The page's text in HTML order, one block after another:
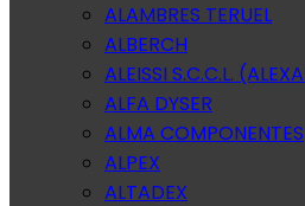
ALAMBRES TERUEL
ALBERCH
ALEISSI S.C.C.L.
ALFA DYSER
ALMA COMPONENTES
ALPEX
ALTADEX